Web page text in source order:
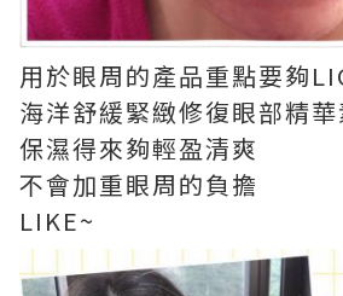
用於眼周的產品重點要夠
海洋舒緩緊緻修復眼部精華
保濕得來夠輕盈清爽
不會加重眼周的負擔
LIKE~